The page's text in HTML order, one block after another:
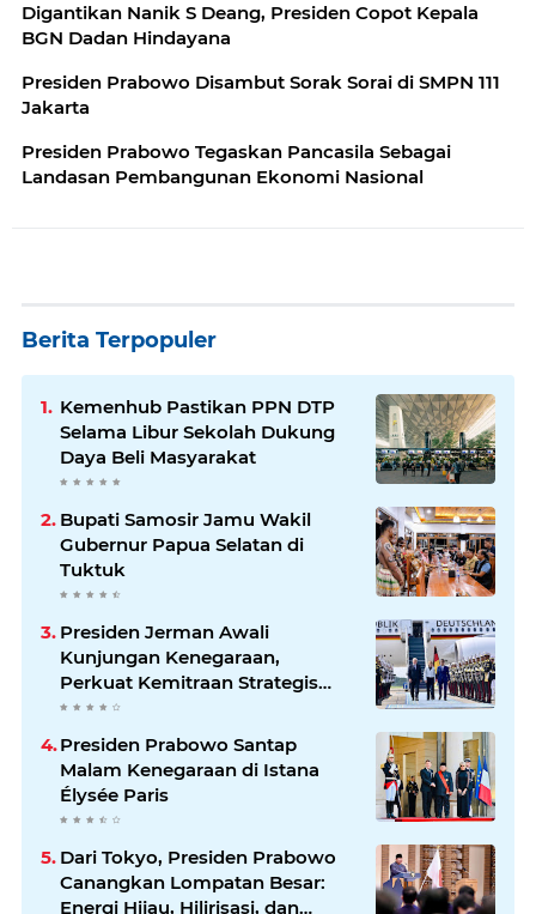
Digantikan Nanik S Deang, Presiden Copot Kepala
BGN Dadan Hindayana
Presiden Prabowo Disambut Sorak Sorai di SMPN 111
Jakarta
Presiden Prabowo Tegaskan Pancasila Sebagai
Landasan Pembangunan Ekonomi Nasional
Berita Terpopuler
Kemenhub Pastikan PPN DTP
Selama Libur Sekolah Dukung
Daya Beli Masyarakat
Bupati Samosir Jamu Wakil
Gubernur Papua Selatan di
Tuktuk
Presiden Jerman Awali
Kunjungan Kenegaraan,
Perkuat Kemitraan Strategis
Indonesia–Jerman
Presiden Prabowo Santap
Malam Kenegaraan di Istana
Élysée Paris
Dari Tokyo, Presiden Prabowo
Canangkan Lompatan Besar:
Energi Hijau, Hilirisasi, dan